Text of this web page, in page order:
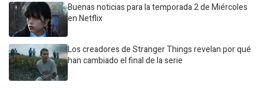
Buenas noticias para la temporada 2 de Miércoles
en Netflix
Los creadores de Stranger Things revelan por qué
han cambiado el final de la serie